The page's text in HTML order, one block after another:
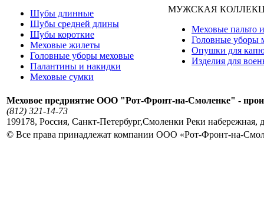
Шубы длинные
Шубы средней длины
Шубы короткие
Меховые жилеты
Головные уборы меховые
Палантины и накидки
Меховые сумки
МУЖСКАЯ
Меховые пальто
Головные уборы
Опушки для
Изделия для
Меховое предриятие ООО "Рот-Фронт-на-Смоленке" -
(812) 321-14-73
199178, Россия, Санкт-Петербург,Смоленки Реки набережная,
© Все права принадлежат компании ООО «Рот-Фронт-на-